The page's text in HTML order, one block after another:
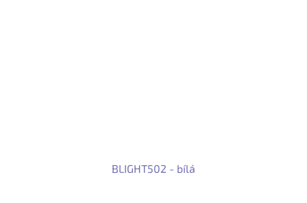
BLIGHT502 - bílá